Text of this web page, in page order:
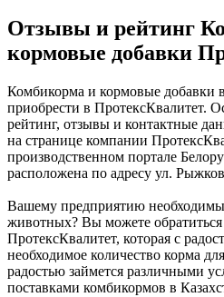
Отзывы и рейтинг
кормовые добавки
Комбикорма и кормовые добавки
приобрести в ПротексКвалитет.
рейтинг, отзывы и контактные
на странице компании
производственном портале
расположена по адресу ул.
Вашему предприятию
животных? Вы можете
ПротексКвалитет, которая с
необходимое количество корма
радостью займется различными
поставками комбикормов в